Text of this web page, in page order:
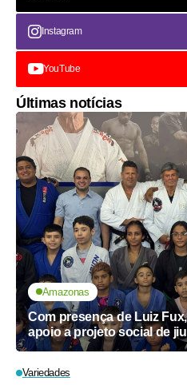
Instagram
YouTube
Últimas notícias
Amazonas
Com presença de Luiz
apoio a projeto social de
Variedades